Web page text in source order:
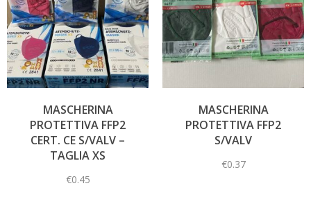
MASCHERINA
PROTETTIVA FFP2
CERT. CE S/VALV –
TAGLIA XS
€0.45
MASCHERINA
PROTETTIVA FFP2
S/VALV
€0.37